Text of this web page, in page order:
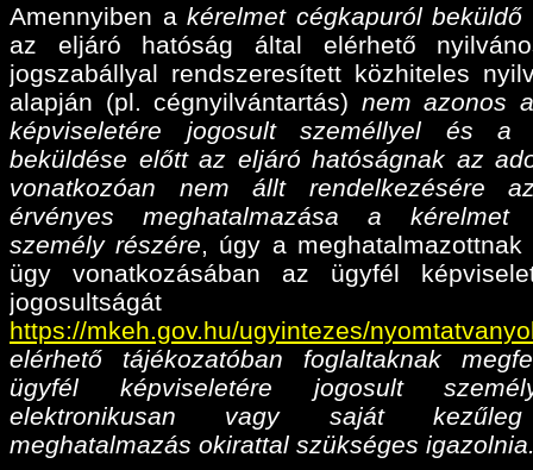
Amennyiben akérelmet cégkapuról beküldő
az eljáró hatóság által elérhető
jogszabállyal rendszeresített közhiteles
alapján (pl. cégnyilvántartás) nem azonos
képviseletére jogosult személlyel és a
beküldése előtt az eljáró hatóságnak az
vonatkozóan nem állt rendelkezésére
érvényes meghatalmazása
a kérelmet
személy részére, úgy a meghatalmazottnak
ügy vonatkozásában az ügyfél
https://mkeh.gov.hu/ugyintezes/
elérhető tájékozatóban foglaltaknak
ügyfél képviseletére jogosult
elektronikusan vagy saját
meghatalmazás okirattal szükséges